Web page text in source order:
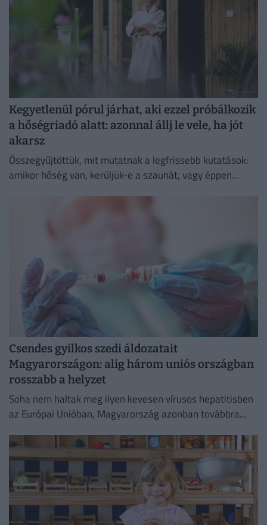
Kegyetlenül pórul járhat, aki ezzel próbálkozik
a hőségriadó alatt: azonnal állj le vele, ha jót
akarsz
Összegyűjtöttük, mit mutatnak a legfrissebb kutatások:
amikor hőség van, kerüljük-e a szaunát, vagy éppen
Csendes gyilkos szedi áldozatait
Magyarországon: alig három uniós országban
rosszabb a helyzet
Soha nem haltak meg ilyen kevesen vírusos hepatitisben
az Európai Unióban, Magyarország azonban továbbra